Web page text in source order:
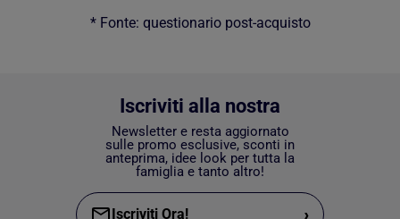
* Fonte: questionario post-acquisto
Iscriviti alla nostra
Newsletter e resta aggiornato
sulle promo esclusive, sconti in
anteprima, idee look per tutta la
famiglia e tanto altro!
Iscriviti Ora! ›